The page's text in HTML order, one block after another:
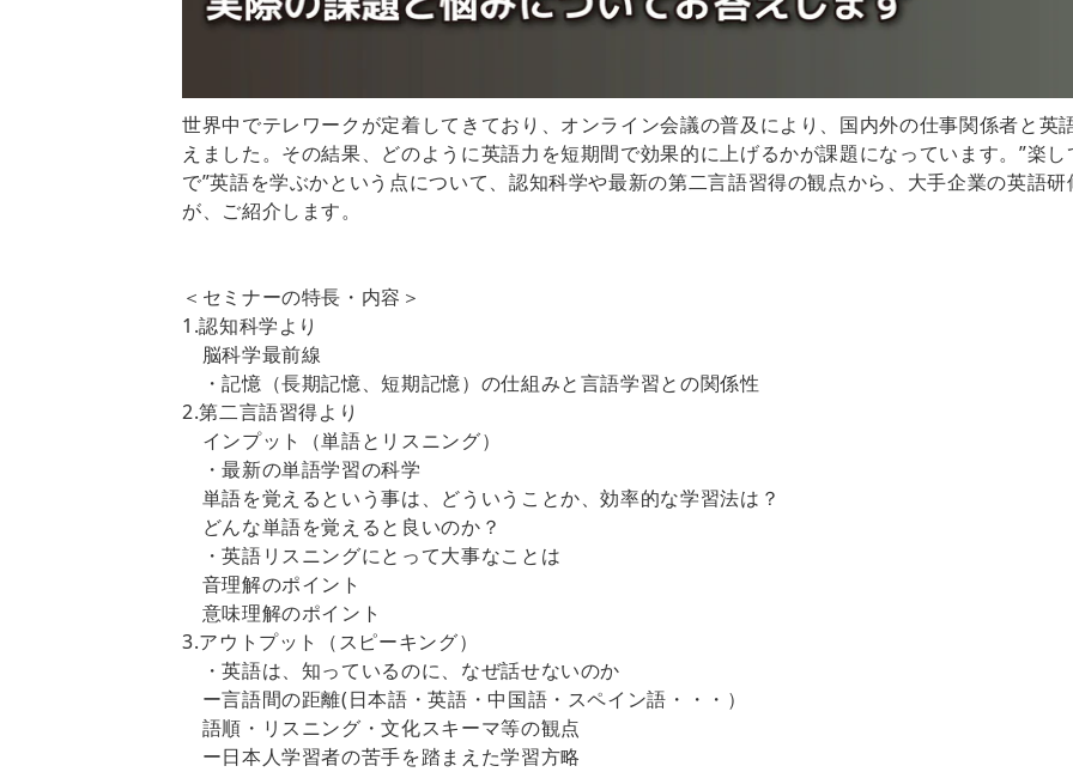
世界中でテレワークが定着してきており、オンライン会議の普及により、国内外の仕事関係者と英
えました。その結果、どのように英語力を短期間で効果的に上げるかが課題になっています。”楽
で”英語を学ぶかという点について、認知科学や最新の第二言語習得の観点から、大手企業の英語
が、ご紹介します。
＜セミナーの特長・内容＞
1.認知科学より
脳科学最前線
・記憶（長期記憶、短期記憶）の仕組みと言語学習との関係性
2.第二言語習得より
インプット（単語とリスニング）
・最新の単語学習の科学
単語を覚えるという事は、どういうことか、効率的な学習法は？
どんな単語を覚えると良いのか？
・英語リスニングにとって大事なことは
音理解のポイント
意味理解のポイント
3.アウトプット（スピーキング）
・英語は、知っているのに、なぜ話せないのか
ー言語間の距離(日本語・英語・中国語・スペイン語・・・）
語順・リスニング・文化スキーマ等の観点
ー日本人学習者の苦手を踏まえた学習方略